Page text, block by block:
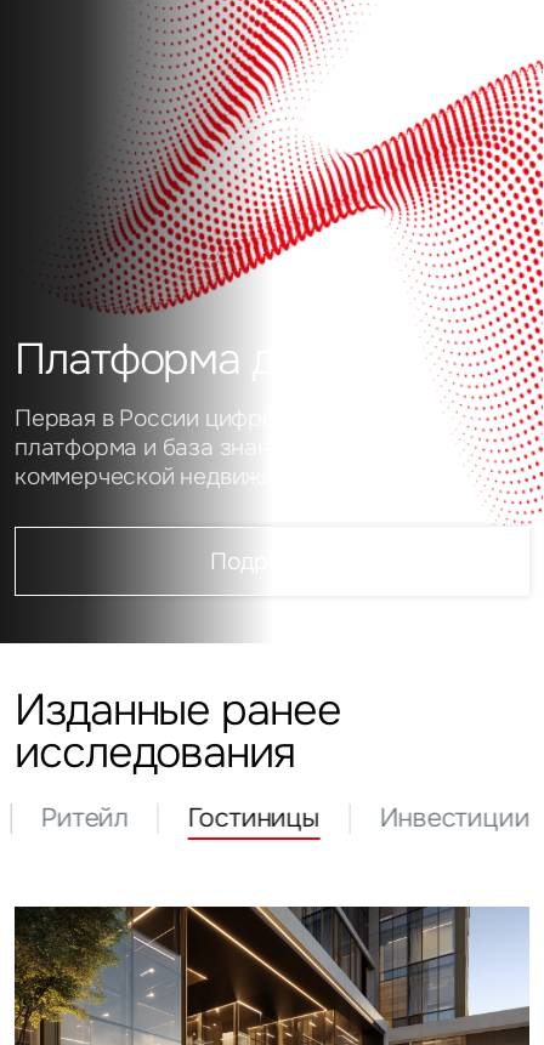
Платформа данных
Первая в России цифровая аналитическая
платформа и база знаний о рынке
коммерческой недвижимости
Подробнее
Изданные ранее
исследования
Ритейл Гостиницы Инвестиции